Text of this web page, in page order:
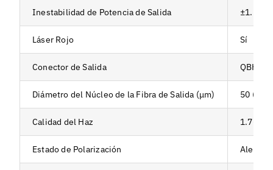
Inestabilidad de Potencia de Salida ±1.5%
Láser Rojo Sí
Conector de Salida QBH
Diámetro del Núcleo de la Fibra de Salida (μm) 50
Calidad del Haz 1.7-2.5
Estado de Polarización